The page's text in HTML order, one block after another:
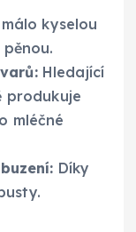
kyselou
Hledající
produkuje
mléčné
Díky